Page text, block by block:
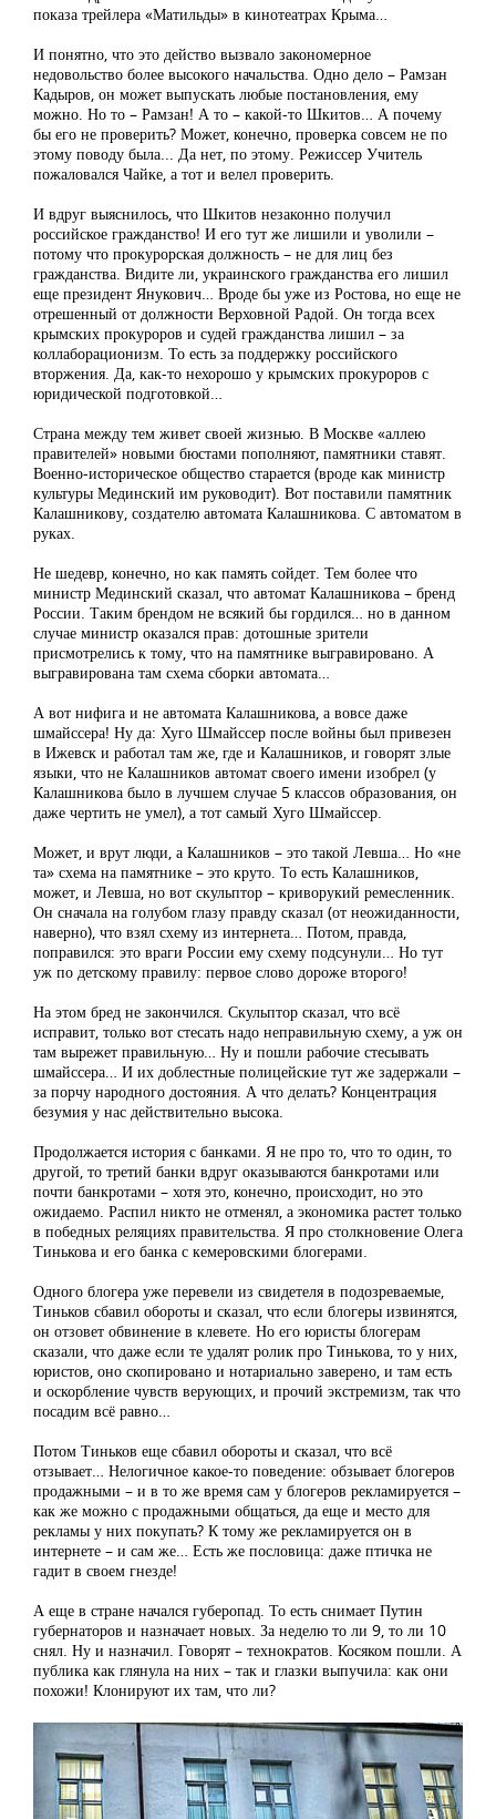
показа трейлера «Матильды» в кинотеатрах Крыма…
И понятно, что это действо вызвало закономерное
недовольство более высокого начальства. Одно дело – Рамзан
Кадыров, он может выпускать любые постановления, ему
можно. Но то – Рамзан! А то – какой-то Шкитов… А почему
бы его не проверить? Может, конечно, проверка совсем не по
этому поводу была... Да нет, по этому. Режиссер Учитель
пожаловался Чайке, а тот и велел проверить.
И вдруг выяснилось, что Шкитов незаконно получил
российское гражданство! И его тут же лишили и уволили –
потому что прокурорская должность – не для лиц без
гражданства. Видите ли, украинского гражданства его лишил
еще президент Янукович… Вроде бы уже из Ростова, но еще не
отрешенный от должности Верховной Радой. Он тогда всех
крымских прокуроров и судей гражданства лишил – за
коллаборационизм. То есть за поддержку российского
вторжения. Да, как-то нехорошо у крымских прокуроров с
юридической подготовкой…
Страна между тем живет своей жизнью. В Москве «аллею
правителей» новыми бюстами пополняют, памятники ставят.
Военно-историческое общество старается (вроде как министр
культуры Мединский им руководит). Вот поставили памятник
Калашникову, создателю автомата Калашникова. С автоматом в
руках.
Не шедевр, конечно, но как память сойдет. Тем более что
министр Мединский сказал, что автомат Калашникова – бренд
России. Таким брендом не всякий бы гордился… но в данном
случае министр оказался прав: дотошные зрители
присмотрелись к тому, что на памятнике выгравировано. А
выгравирована там схема сборки автомата…
А вот нифига и не автомата Калашникова, а вовсе даже
шмайссера! Ну да: Хуго Шмайссер после войны был привезен
в Ижевск и работал там же, где и Калашников, и говорят злые
языки, что не Калашников автомат своего имени изобрел (у
Калашникова было в лучшем случае 5 классов образования, он
даже чертить не умел), а тот самый Хуго Шмайссер.
Может, и врут люди, а Калашников – это такой Левша… Но «не
та» схема на памятнике – это круто. То есть Калашников,
может, и Левша, но вот скульптор – криворукий ремесленник.
Он сначала на голубом глазу правду сказал (от неожиданности,
наверно), что взял схему из интернета… Потом, правда,
поправился: это враги России ему схему подсунули… Но тут
уж по детскому правилу: первое слово дороже второго!
На этом бред не закончился. Скульптор сказал, что всё
исправит, только вот стесать надо неправильную схему, а уж он
там вырежет правильную… Ну и пошли рабочие стесывать
шмайссера… И их доблестные полицейские тут же задержали –
за порчу народного достояния. А что делать? Концентрация
безумия у нас действительно высока.
Продолжается история с банками. Я не про то, что то один, то
другой, то третий банки вдруг оказываются банкротами или
почти банкротами – хотя это, конечно, происходит, но это
ожидаемо. Распил никто не отменял, а экономика растет только
в победных реляциях правительства. Я про столкновение Олега
Тинькова и его банка с кемеровскими блогерами.
Одного блогера уже перевели из свидетеля в подозреваемые,
Тиньков сбавил обороты и сказал, что если блогеры извинятся,
он отзовет обвинение в клевете. Но его юристы блогерам
сказали, что даже если те удалят ролик про Тинькова, то у них,
юристов, оно скопировано и нотариально заверено, и там есть
и оскорбление чувств верующих, и прочий экстремизм, так что
посадим всё равно…
Потом Тиньков еще сбавил обороты и сказал, что всё
отзывает… Нелогичное какое-то поведение: обзывает блогеров
продажными – и в то же время сам у блогеров рекламируется –
как же можно с продажными общаться, да еще и место для
рекламы у них покупать? К тому же рекламируется он в
интернете – и сам же… Есть же пословица: даже птичка не
гадит в своем гнезде!
А еще в стране начался губеропад. То есть снимает Путин
губернаторов и назначает новых. За неделю то ли 9, то ли 10
снял. Ну и назначил. Говорят – технократов. Косяком пошли. А
публика как глянула на них – так и глазки выпучила: как они
похожи! Клонируют их там, что ли?